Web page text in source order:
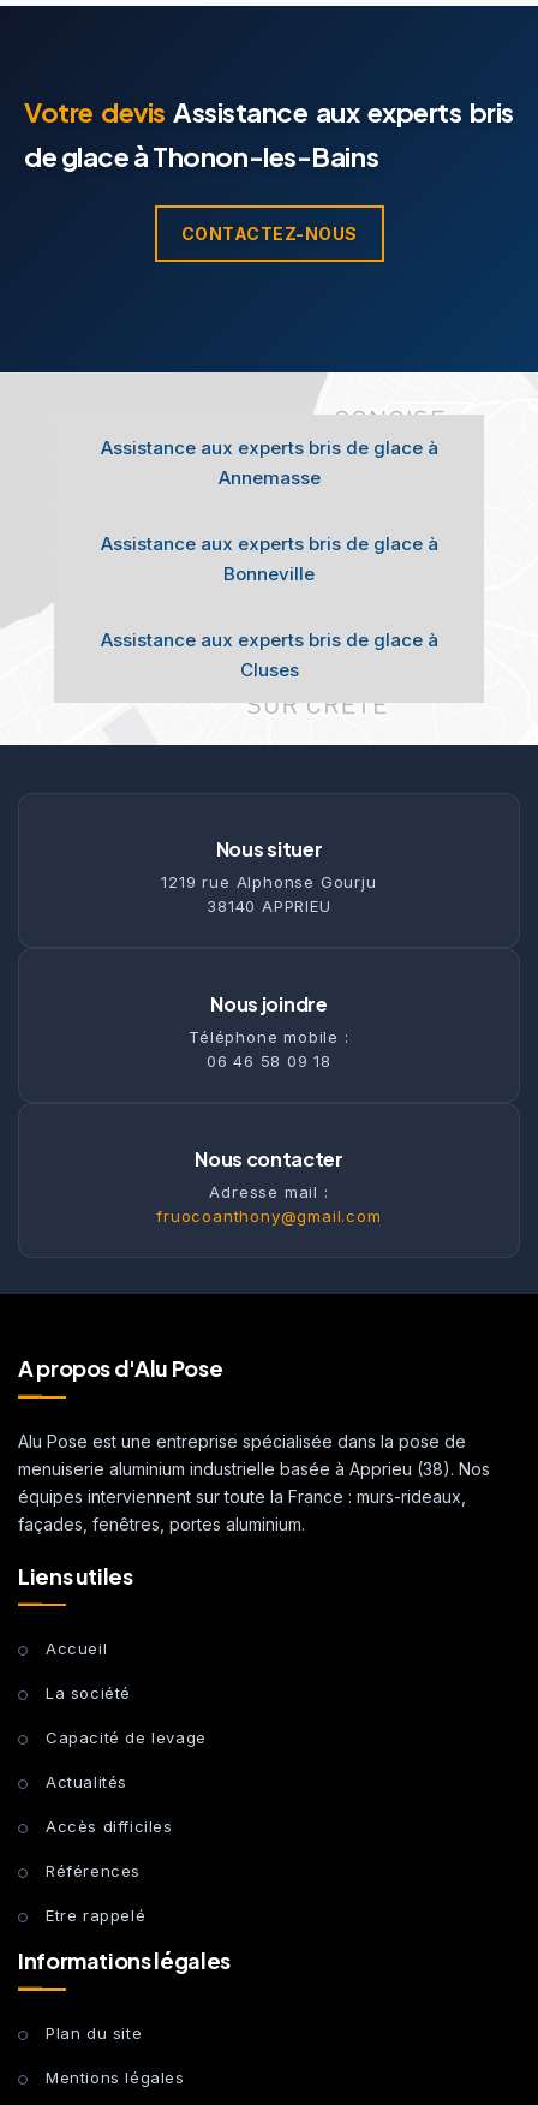
Votre devis Assistance aux experts bris
de glace à Thonon-les-Bains
CONTACTEZ-NOUS
Assistance aux experts bris de glace à
Annemasse
Assistance aux experts bris de glace à
Bonneville
Assistance aux experts bris de glace à
Cluses
Nous situer
1219 rue Alphonse Gourju
38140 APPRIEU
Nous joindre
Téléphone mobile :
06 46 58 09 18
Nous contacter
Adresse mail :
fruocoanthony@gmail.com
A propos d'Alu Pose
Alu Pose est une entreprise spécialisée dans la pose de
menuiserie aluminium industrielle basée à Apprieu (38). Nos
équipes interviennent sur toute la France : murs-rideaux,
façades, fenêtres, portes aluminium.
Liens utiles
Accueil
La société
Capacité de levage
Actualités
Accès difficiles
Références
Etre rappelé
Informations légales
Plan du site
Mentions légales